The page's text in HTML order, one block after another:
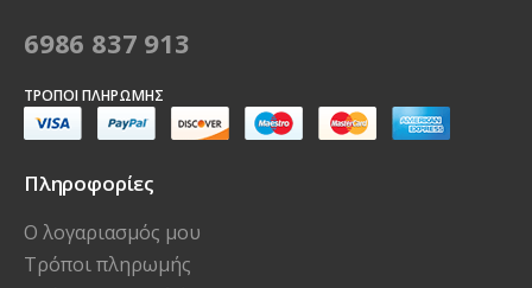
6986 837 913
ΤΡΌΠΟΙ ΠΛΗΡΩΜΉΣ
Πληροφορίες
Ο λογαριασμός μου
Τρόποι πληρωμής